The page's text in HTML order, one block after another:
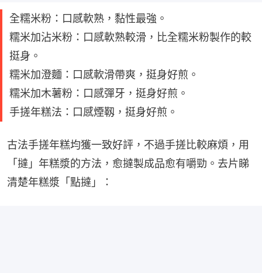
全糯米粉：口感軟熟，黏性最強。
糯米加沾米粉：口感軟熟較滑，比全糯米粉製作的較
挺身。
糯米加澄麵：口感軟滑帶爽，挺身好煎。
糯米加木薯粉：口感彈牙，挺身好煎。
手搓年糕法：口感煙靱，挺身好煎。
古法手搓年糕均獲一致好評，不過手搓比較麻煩，用
「撻」年糕漿的方法，愈撻製成品愈有嚼勁。去片睇
清楚年糕漿「點撻」：